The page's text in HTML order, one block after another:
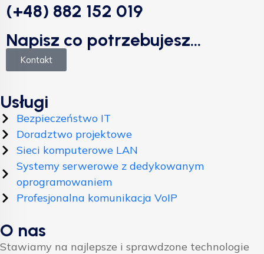
(+48) 882 152 019
Napisz co potrzebujesz...
Kontakt
Usługi
Bezpieczeństwo IT
Doradztwo projektowe
Sieci komputerowe LAN
Systemy serwerowe z dedykowanym
oprogramowaniem
Profesjonalna komunikacja VoIP
O nas
Stawiamy na najlepsze i sprawdzone technologie